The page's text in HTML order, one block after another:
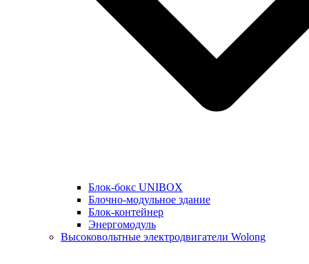
Блок-бокс UNIBOX
Блочно-модульное здание
Блок-контейнер
Энергомодуль
Высоковольтные электродвигатели Wolong